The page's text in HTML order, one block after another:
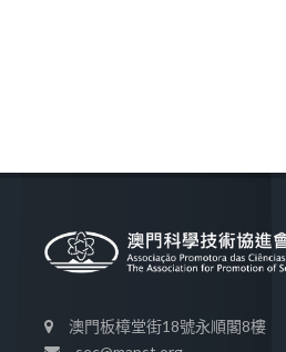
澳門板樟堂街18號永順閣8樓